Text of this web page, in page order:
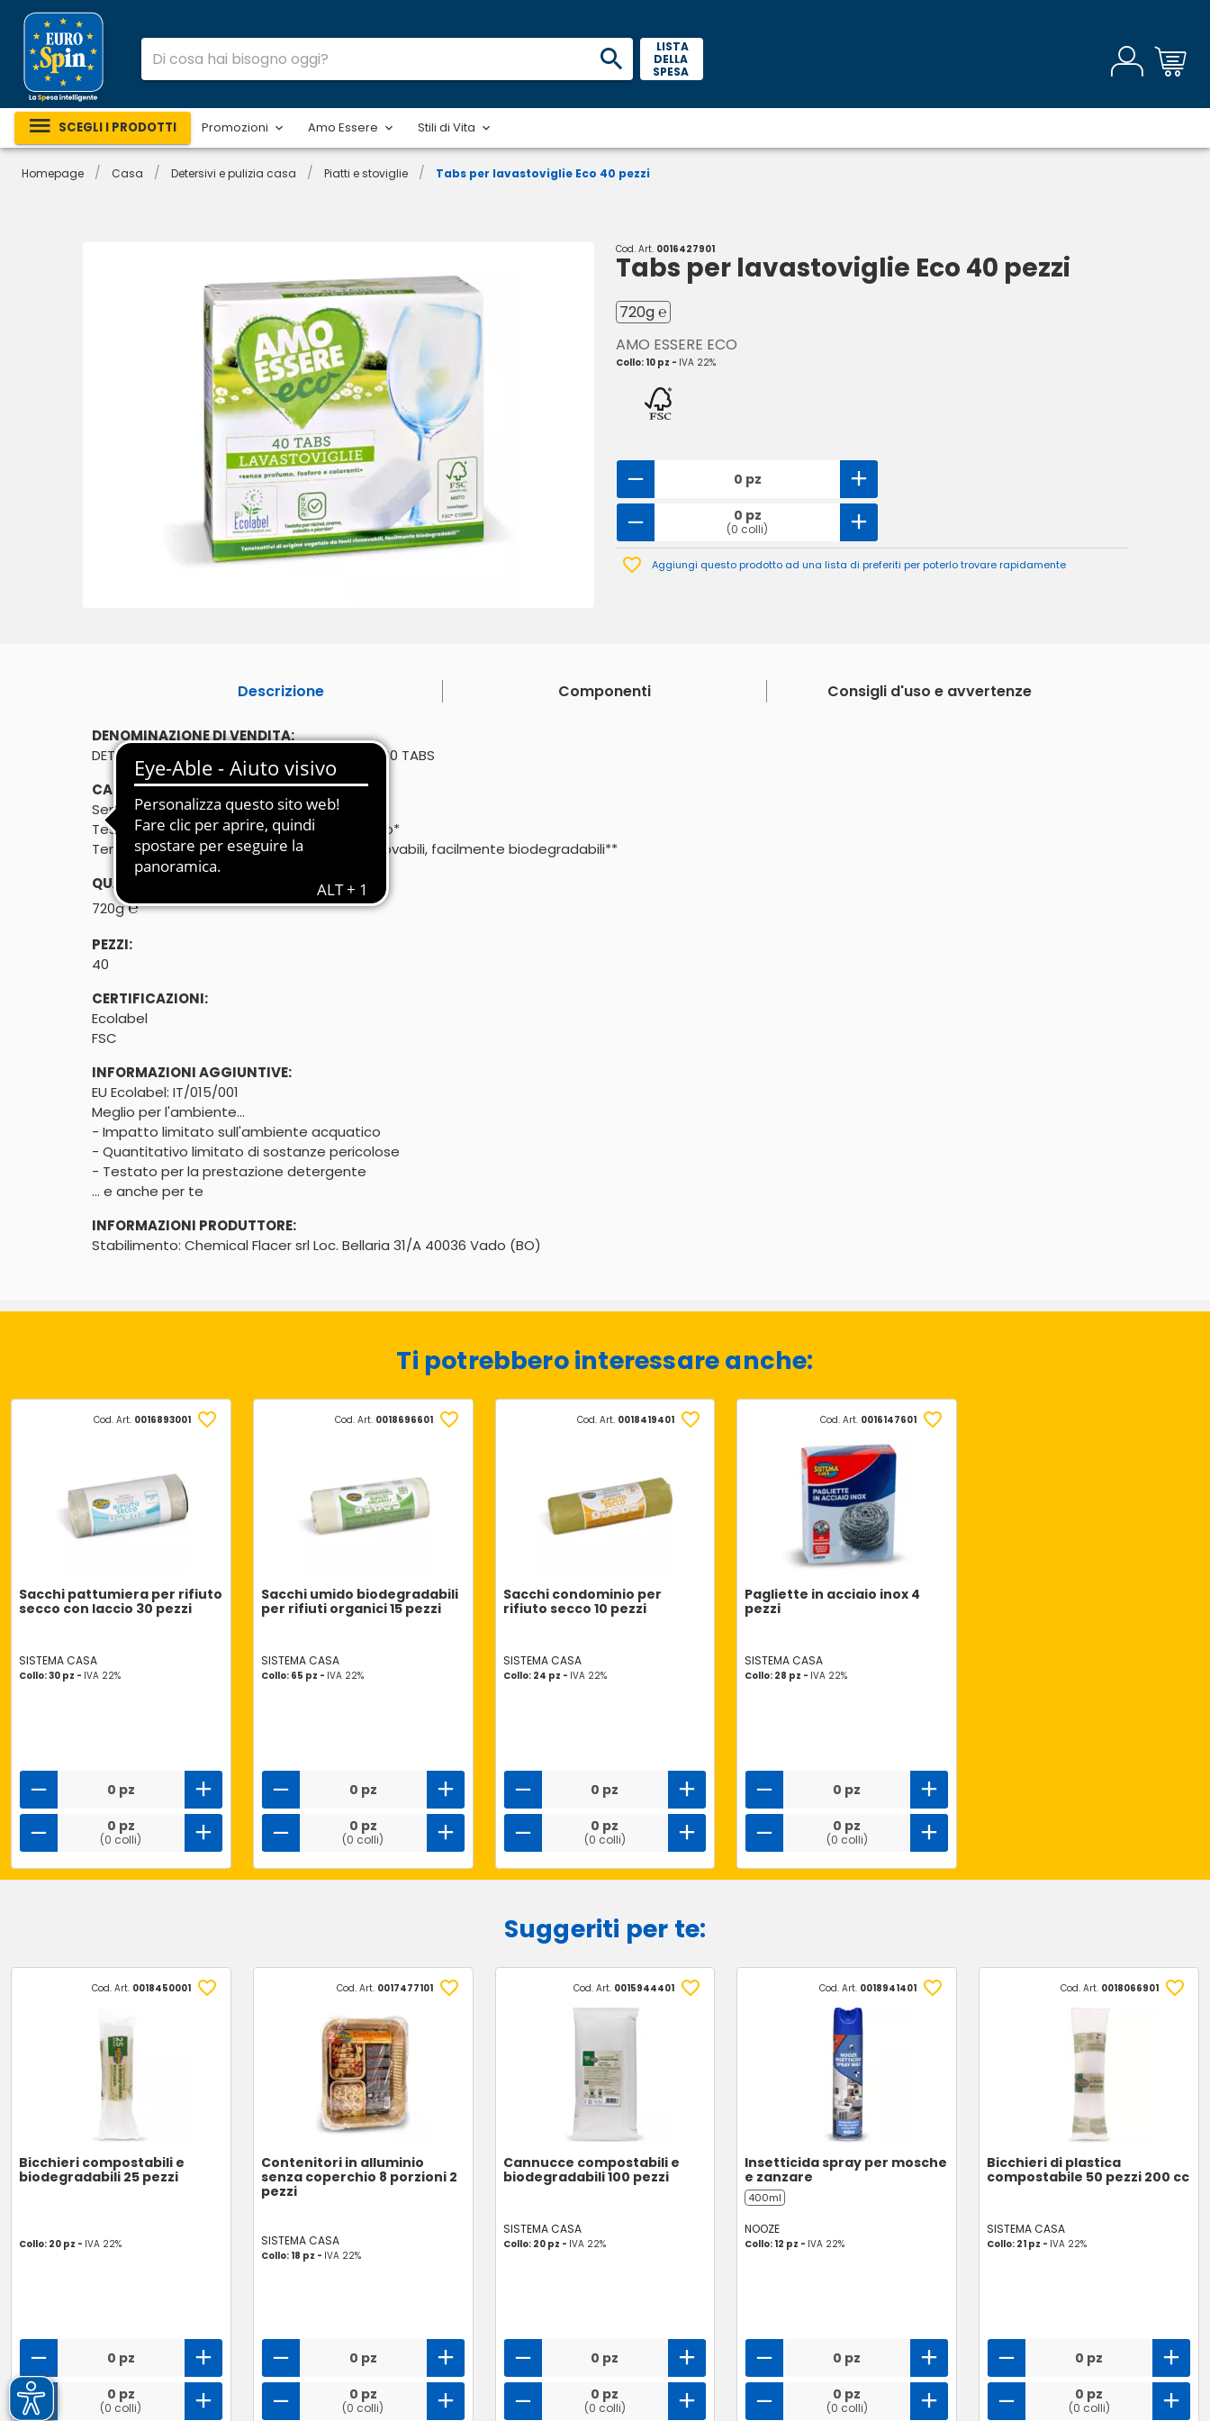
LISTA
DELLA
SPESA
SCEGLI I PRODOTTI Promozioni Amo Essere Stili di Vita
Homepage / Casa / Detersivi e pulizia casa / Piatti e stoviglie / Tabs per lavastoviglie Eco 40 pezzi
Cod. Art. 0016427901
Tabs per lavastoviglie Eco 40 pezzi
720g ℮
AMO ESSERE ECO
Collo: 10 pz - IVA 22%
0 pz
0 pz
(0 colli)
Aggiungi questo prodotto ad una lista di preferiti per poterlo trovare rapidamente
Descrizione Componenti Consigli d'uso e avvertenze
DENOMINAZIONE DI VENDITA:
DETERSIVO PER LAVASTOVIGLIE IN PASTIGLIE - 40 TABS
CARATTERISTICHE:
Senza profumo, fosforo e coloranti
Testato per nichel, cromo, cobalto e piombo*
Tensioattivi di origine vegetale da fonti rinnovabili, facilmente biodegradabili**
QUANTITÀ:
720g℮
PEZZI:
40
CERTIFICAZIONI:
Ecolabel
FSC
INFORMAZIONI AGGIUNTIVE:
EU Ecolabel: IT/015/001
Meglio per l'ambiente...
- Impatto limitato sull'ambiente acquatico
- Quantitativo limitato di sostanze pericolose
- Testato per la prestazione detergente
... e anche per te
INFORMAZIONI PRODUTTORE:
Stabilimento: Chemical Flacer srl Loc. Bellaria 31/A 40036 Vado (BO)
Ti potrebbero interessare anche:
Cod. Art. 0016893001
Sacchi pattumiera per rifiuto
secco con laccio 30 pezzi
SISTEMA CASA
Collo: 30 pz - IVA 22%
0 pz
0 pz
(0 colli)
Cod. Art. 0018696601
Sacchi umido biodegradabili
per rifiuti organici 15 pezzi
SISTEMA CASA
Collo: 65 pz - IVA 22%
0 pz
0 pz
(0 colli)
Cod. Art. 0018419401
Sacchi condominio per
rifiuto secco 10 pezzi
SISTEMA CASA
Collo: 24 pz - IVA 22%
0 pz
0 pz
(0 colli)
Cod. Art. 0016147601
Pagliette in acciaio inox 4
pezzi
SISTEMA CASA
Collo: 28 pz - IVA 22%
0 pz
0 pz
(0 colli)
Suggeriti per te:
Cod. Art. 0018450001
Bicchieri compostabili e
biodegradabili 25 pezzi
Collo: 20 pz - IVA 22%
0 pz
0 pz
(0 colli)
Cod. Art. 0017477101
Contenitori in alluminio
senza coperchio 8 porzioni 2
pezzi
SISTEMA CASA
Collo: 18 pz - IVA 22%
0 pz
0 pz
(0 colli)
Cod. Art. 0015944401
Cannucce compostabili e
biodegradabili 100 pezzi
SISTEMA CASA
Collo: 20 pz - IVA 22%
0 pz
0 pz
(0 colli)
Cod. Art. 0018941401
Insetticida spray per mosche
e zanzare
400ml
NOOZE
Collo: 12 pz - IVA 22%
0 pz
0 pz
(0 colli)
Cod. Art. 0018066901
Bicchieri di plastica
compostabile 50 pezzi 200 cc
SISTEMA CASA
Collo: 21 pz - IVA 22%
0 pz
0 pz
(0 colli)